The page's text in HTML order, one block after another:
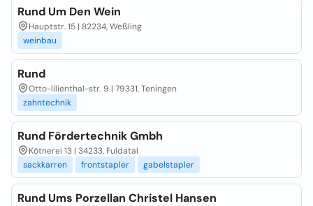
Rund Um Den Wein
Hauptstr. 15 | 82234, Weßling
weinbau
Rund
Otto-lilienthal-str. 9 | 79331, Teningen
zahntechnik
Rund Fördertechnik Gmbh
Kötnerei 13 | 34233, Fuldatal
sackkarren
frontstapler gabelstapler
Rund Ums Porzellan Christel Hansen